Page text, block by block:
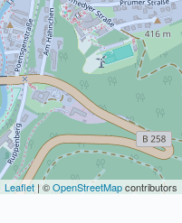
Leaflet | ©OpenStreetMapcontributors